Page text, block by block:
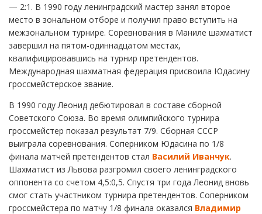
— 2:1. В 1990 году ленинградский мастер занял второе
место в зональном отборе и получил право вступить на
межзональном турнире. Соревнования в Маниле шахматист
завершил на пятом-одиннадцатом местах,
квалифицировавшись на турнир претендентов.
Международная шахматная федерация присвоила Юдасину
гроссмейстерское звание.
В 1990 году Леонид дебютировал в составе сборной
Советского Союза. Во время олимпийского турнира
гроссмейстер показал результат 7/9. Сборная СССР
выиграла соревнования. Соперником Юдасина по 1/8
финала матчей претендентов стал Василий Иванчук.
Шахматист из Львова разгромил своего ленинградского
оппонента со счетом 4,5:0,5. Спустя три года Леонид вновь
смог стать участником турнира претендентов. Соперником
гроссмейстера по матчу 1/8 финала оказался Владимир